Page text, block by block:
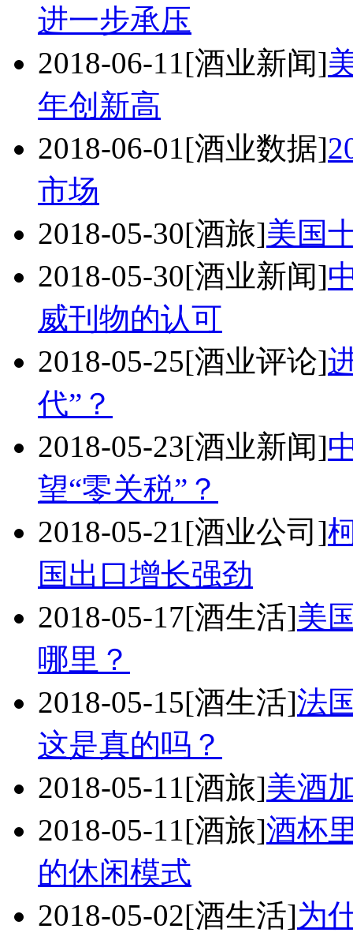
进一步承压
2018-06-11[酒业新闻]
年创新高
2018-06-01[酒业数据]
市场
2018-05-30[酒旅]美国
2018-05-30[酒业新闻]
威刊物的认可
2018-05-25[酒业评论]
代”？
2018-05-23[酒业新闻]
望“零关税”？
2018-05-21[酒业公司]
国出口增长强劲
2018-05-17[酒生活]美
哪里？
2018-05-15[酒生活]法
这是真的吗？
2018-05-11[酒旅]美酒
2018-05-11[酒旅]酒杯
的休闲模式
2018-05-02[酒生活]为